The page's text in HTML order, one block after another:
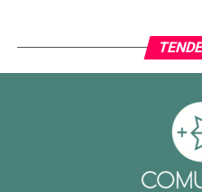
Con este resultado, México
que también deja atrás una
partidos decisivos,
que combina orden,